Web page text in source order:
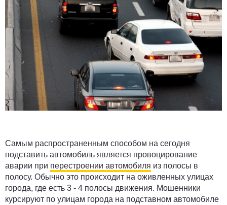
Самым распространенным способом на сегодня
подставить автомобиль является провоцирование
аварии при перестроении автомобиля из полосы в
полосу. Обычно это происходит на оживленных улицах
города, где есть 3 - 4 полосы движения. Мошенники
курсируют по улицам города на подставном автомобиле